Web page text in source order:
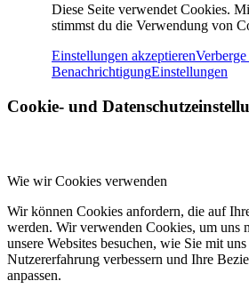
Diese Seite verwendet Cookies.
stimmst du die Verwendung von
Einstellungen akzeptieren
BenachrichtigungEinstellungen
Cookie- und
Wie wir Cookies verwenden
Wir können Cookies anfordern, die auf
werden. Wir verwenden Cookies, um uns
unsere Websites besuchen, wie Sie mit
Nutzererfahrung verbessern und Ihre
anpassen.